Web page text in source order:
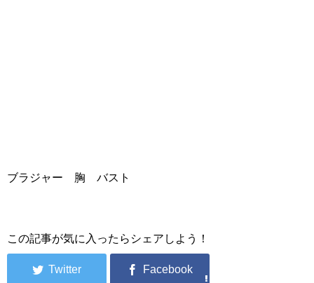
ブラジャー 胸 バスト
この記事が気に入ったらシェアしよう！